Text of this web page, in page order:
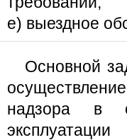
е) выездное
Основной
надзора в